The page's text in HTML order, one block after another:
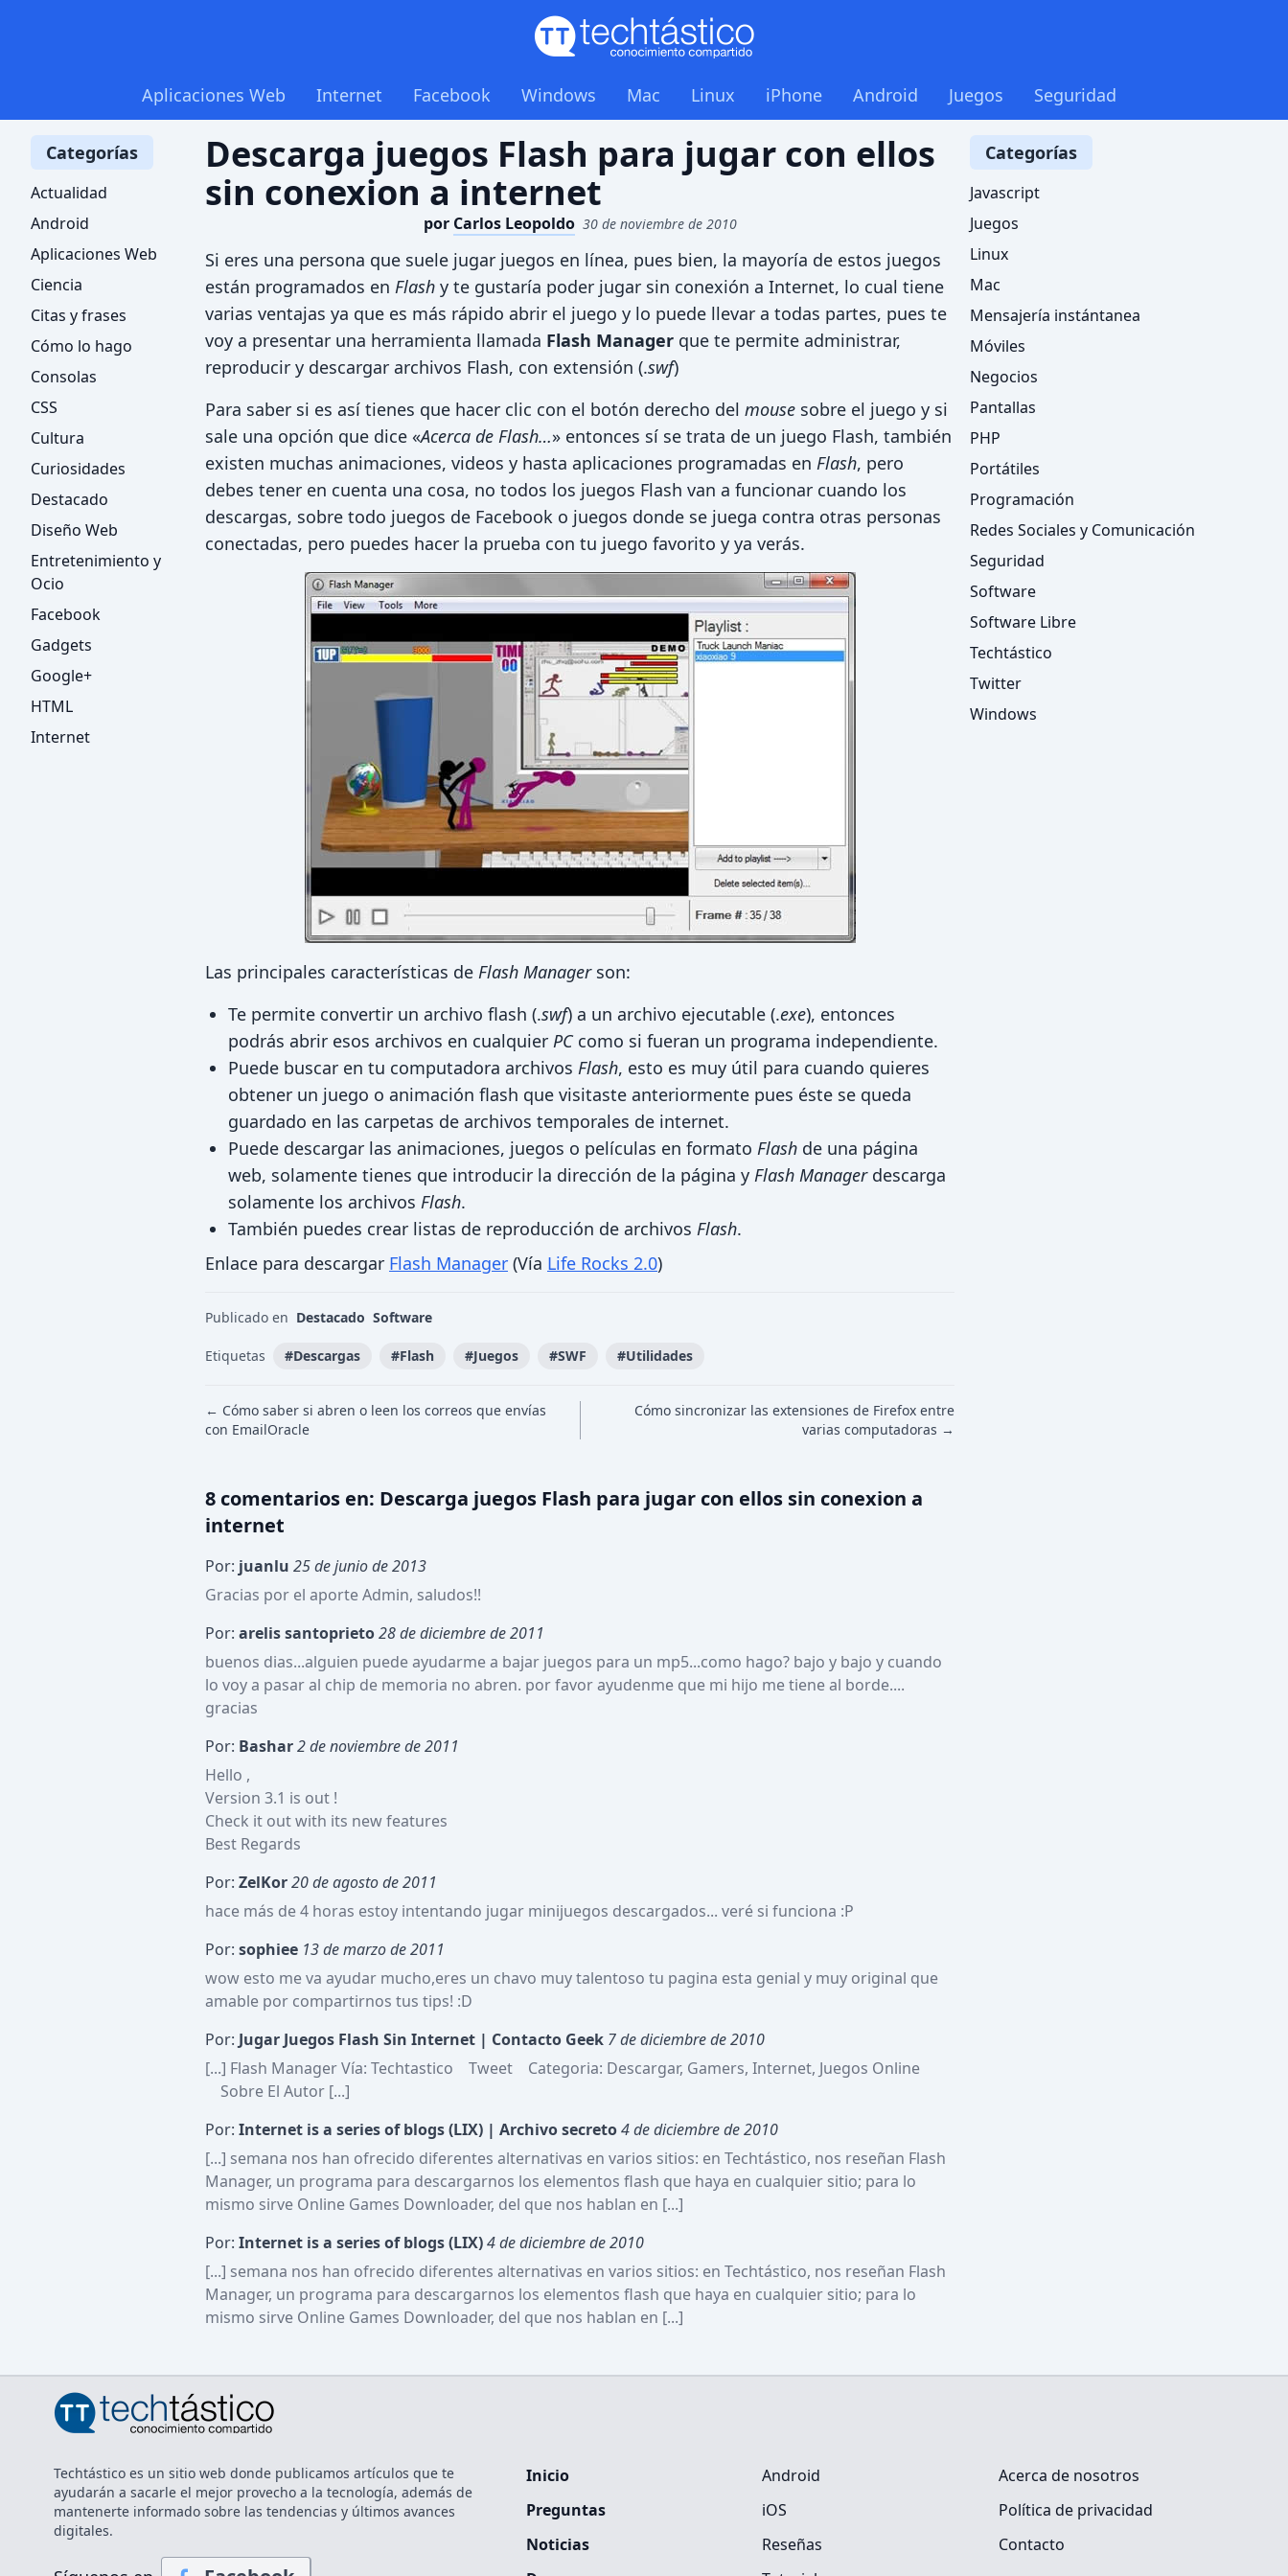
Aplicaciones Web Internet Facebook Windows Mac Linux iPhone Android Juegos Seguridad
Descarga juegos Flash para jugar con ellos
sin conexion a internet
por Carlos Leopoldo 30 de noviembre de 2010
Si eres una persona que suele jugar juegos en línea, pues bien, la mayoría de estos juegos
están programados en Flash y te gustaría poder jugar sin conexión a Internet, lo cual tiene
varias ventajas ya que es más rápido abrir el juego y lo puede llevar a todas partes, pues te
voy a presentar una herramienta llamada Flash Manager que te permite administrar,
reproducir y descargar archivos Flash, con extensión (.swf)
Para saber si es así tienes que hacer clic con el botón derecho del mouse sobre el juego y si
sale una opción que dice «Acerca de Flash…» entonces sí se trata de un juego Flash, también
existen muchas animaciones, videos y hasta aplicaciones programadas en Flash, pero
debes tener en cuenta una cosa, no todos los juegos Flash van a funcionar cuando los
descargas, sobre todo juegos de Facebook o juegos donde se juega contra otras personas
conectadas, pero puedes hacer la prueba con tu juego favorito y ya verás.
Las principales características de Flash Managerson:
Te permite convertir un archivo flash (.swf) a un archivo ejecutable (.exe), entonces
podrás abrir esos archivos en cualquier PCcomo si fueran un programa independiente.
Puede buscar en tu computadora archivos Flash, esto es muy útil para cuando quieres
obtener un juego o animación flash que visitaste anteriormente pues éste se queda
guardado en las carpetas de archivos temporales de internet.
Puede descargar las animaciones, juegos o películas en formato Flash de una página
web, solamente tienes que introducir la dirección de la página y Flash Managerdescarga
solamente los archivos Flash.
También puedes crear listas de reproducción de archivos Flash.
Enlace para descargar Flash Manager (Vía Life Rocks 2.0)
Publicado en Destacado Software
Etiquetas #Descargas #Flash #Juegos #SWF #Utilidades
← Cómo saber si abren o leen los correos que envías
con EmailOracle
Cómo sincronizar las extensiones de Firefox entre
varias computadoras →
8 comentarios en: Descarga juegos Flash para jugar con ellos sin conexion a
internet
Por: juanlu 25 de junio de 2013
Gracias por el aporte Admin, saludos!!
Por: arelis santoprieto28 de diciembre de 2011
buenos dias...alguien puede ayudarme a bajar juegos para un mp5...como hago? bajo y bajo y cuando
lo voy a pasar al chip de memoria no abren. por favor ayudenme que mi hijo me tiene al borde....
gracias
Por: Bashar2 de noviembre de 2011
Hello ,
Version 3.1 is out !
Check it out with its new features
Best Regards
Por: ZelKor20 de agosto de 2011
hace más de 4 horas estoy intentando jugar minijuegos descargados... veré si funciona :P
Por: sophiee 13 de marzo de 2011
wow esto me va ayudar mucho,eres un chavo muy talentoso tu pagina esta genial y muy original que
amable por compartirnos tus tips! :D
Por: Jugar Juegos Flash Sin Internet | Contacto Geek 7 de diciembre de 2010
[...] Flash Manager Vía: Techtastico    Tweet    Categoria: Descargar, Gamers, Internet, Juegos Online
    Sobre El Autor [...]
Por: Internet is a series of blogs (LIX) | Archivo secreto4 de diciembre de 2010
[...] semana nos han ofrecido diferentes alternativas en varios sitios: en Techtástico, nos reseñan Flash
Manager, un programa para descargarnos los elementos flash que haya en cualquier sitio; para lo
mismo sirve Online Games Downloader, del que nos hablan en [...]
Por: Internet is a series of blogs (LIX)4 de diciembre de 2010
[...] semana nos han ofrecido diferentes alternativas en varios sitios: en Techtástico, nos reseñan Flash
Manager, un programa para descargarnos los elementos flash que haya en cualquier sitio; para lo
mismo sirve Online Games Downloader, del que nos hablan en [...]
Categorías
Actualidad
Android
Aplicaciones Web
Ciencia
Citas y frases
Cómo lo hago
Consolas
CSS
Cultura
Curiosidades
Destacado
Diseño Web
Entretenimiento y
Ocio
Facebook
Gadgets
Google+
HTML
Internet
Categorías
Javascript
Juegos
Linux
Mac
Mensajería instántanea
Móviles
Negocios
Pantallas
PHP
Portátiles
Programación
Redes Sociales y Comunicación
Seguridad
Software
Software Libre
Techtástico
Twitter
Windows
Techtástico es un sitio web donde publicamos artículos que te
ayudarán a sacarle el mejor provecho a la tecnología, además de
mantenerte informado sobre las tendencias y últimos avances
digitales.
Inicio
Preguntas
Noticias
Android
iOS
Reseñas
Acerca de nosotros
Política de privacidad
Contacto